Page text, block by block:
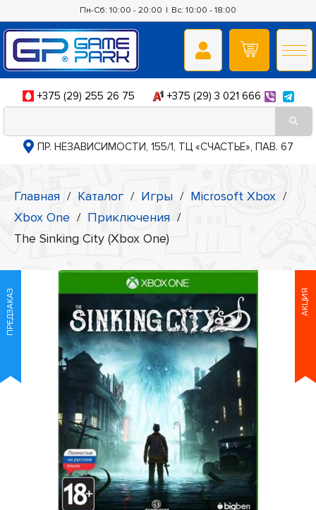
Пн-Сб: 10:00 - 20:00 | Вс: 10:00 - 18:00
+375 (29) 255 26 75 +375 (29) 3 021 666
ПР. НЕЗАВИСИМОСТИ, 155/1, ТЦ «СЧАСТЬЕ», ПАВ. 67
Главная / Каталог / Игры / Microsoft Xbox /
Xbox One / Приключения /
The Sinking City (Xbox One)
АКЦИЯ
ПРЕДЗАКАЗ